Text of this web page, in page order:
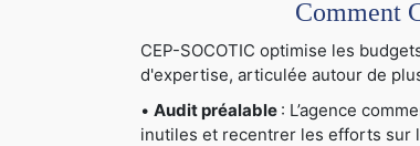
Comment
CEP-SOCOTIC optimise les
d'expertise, articulée autour de
• Audit préalable : L’agence
inutiles et recentrer les efforts sur